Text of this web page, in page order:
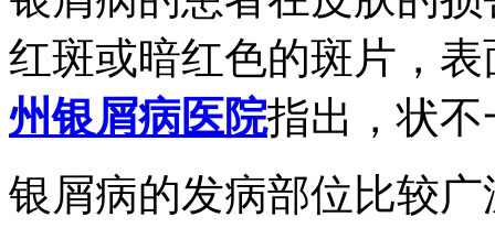
红斑或暗红色的斑片，
州银屑病医院指出，状
银屑病的发病部位比较